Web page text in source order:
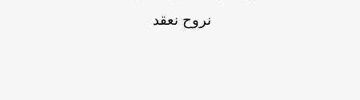
نروح نعقد